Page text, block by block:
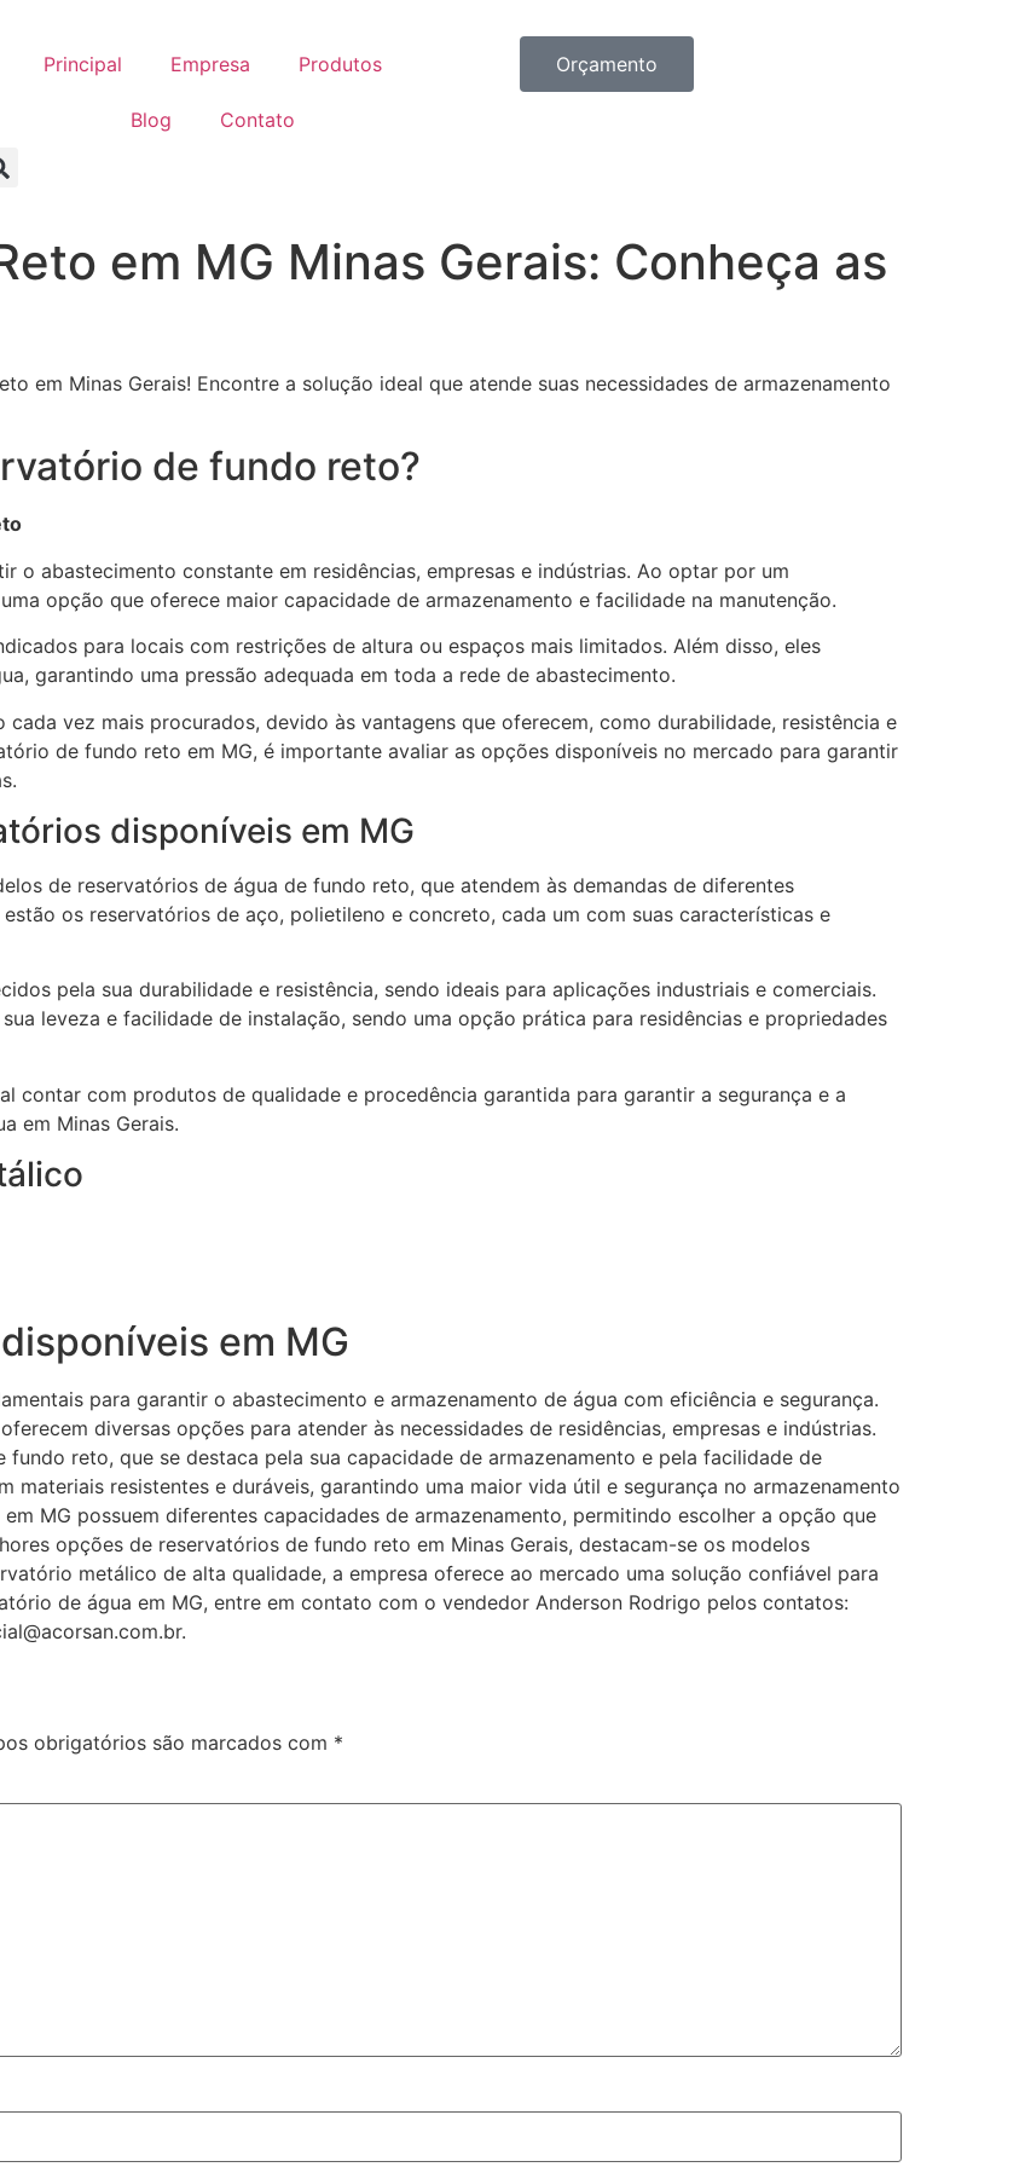
Principal Empresa Produtos
Blog Contato
Orçamento
em MG Minas Gerais: Conheça as
em Minas Gerais! Encontre a solução ideal que atende suas necessidades de armazenamento
de fundo reto?
o abastecimento constante em residências, empresas e indústrias. Ao optar por um
opção que oferece maior capacidade de armazenamento e facilidade na manutenção.
para locais com restrições de altura ou espaços mais limitados. Além disso, eles
garantindo uma pressão adequada em toda a rede de abastecimento.
vez mais procurados, devido às vantagens que oferecem, como durabilidade, resistência e
de fundo reto em MG, é importante avaliar as opções disponíveis no mercado para garantir
disponíveis em MG
de reservatórios de água de fundo reto, que atendem às demandas de diferentes
os reservatórios de aço, polietileno e concreto, cada um com suas características e
pela sua durabilidade e resistência, sendo ideais para aplicações industriais e comerciais.
leveza e facilidade de instalação, sendo uma opção prática para residências e propriedades
contar com produtos de qualidade e procedência garantida para garantir a segurança e a
em Minas Gerais.
em MG
para garantir o abastecimento e armazenamento de água com eficiência e segurança.
diversas opções para atender às necessidades de residências, empresas e indústrias.
reto, que se destaca pela sua capacidade de armazenamento e pela facilidade de
materiais resistentes e duráveis, garantindo uma maior vida útil e segurança no armazenamento
MG possuem diferentes capacidades de armazenamento, permitindo escolher a opção que
opções de reservatórios de fundo reto em Minas Gerais, destacam-se os modelos
metálico de alta qualidade, a empresa oferece ao mercado uma solução confiável para
de água em MG, entre em contato com o vendedor Anderson Rodrigo pelos contatos:
obrigatórios são marcados com *